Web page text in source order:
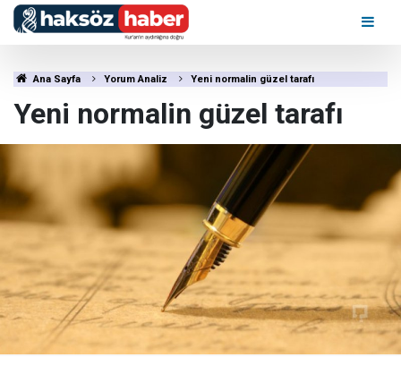
Ana Sayfa Yorum Analiz Yeni normalin güzel tarafı
Yeni normalin güzel tarafı